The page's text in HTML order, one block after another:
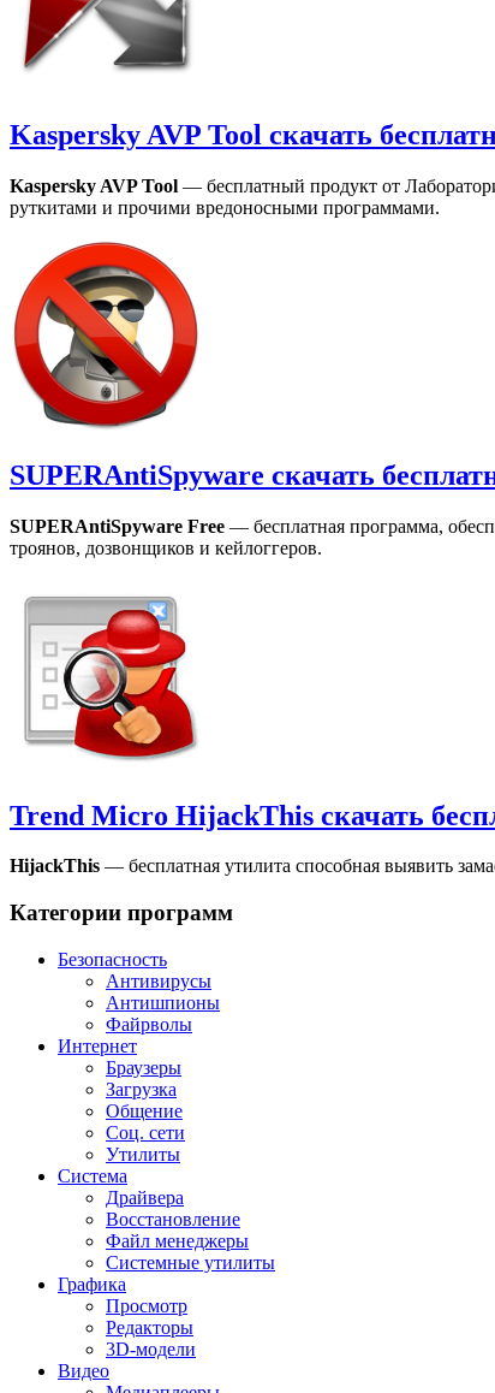
Kaspersky AVP Tool скачать
Kaspersky AVP Tool — бесплатный продукт от
руткитами и прочими вредоносными программами.
SUPERAntiSpyware скачать
SUPERAntiSpyware Free — бесплатная программа,
троянов, дозвонщиков и кейлоггеров.
Trend Micro HijackThis скачать
HijackThis — бесплатная утилита способная выявить
Категории программ
Безопасность
Антивирусы
Антишпионы
Файрволы
Интернет
Браузеры
Загрузка
Общение
Соц. сети
Утилиты
Система
Драйвера
Восстановление
Файл менеджеры
Системные утилиты
Графика
Просмотр
Редакторы
3D-модели
Видео